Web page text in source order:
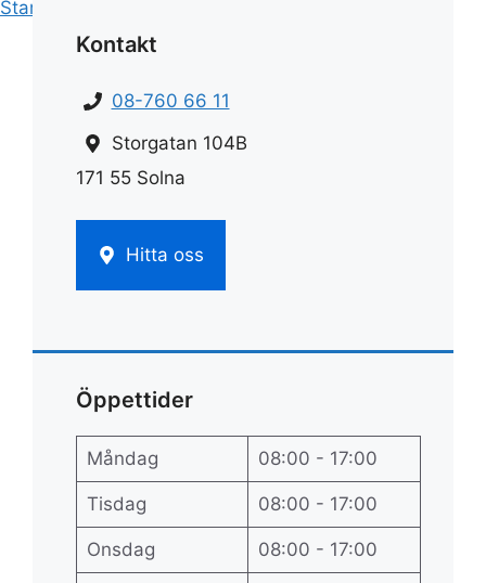
Start
Kontakt
08-760 66 11
Storgatan 104B
171 55 Solna
Hitta oss
Öppettider
Måndag 08:00 - 17:00
Tisdag 08:00 - 17:00
Onsdag 08:00 - 17:00